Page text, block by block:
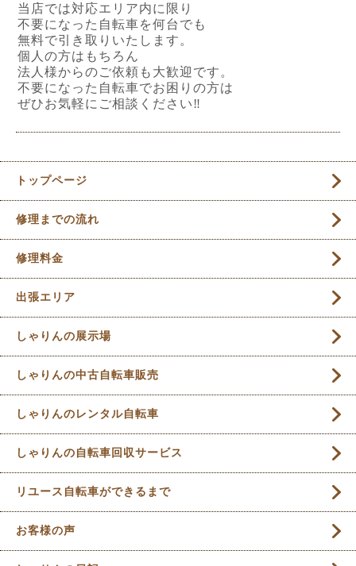
当店では対応エリア内に限り
不要になった自転車を何台でも
無料で引き取りいたします。
個人の方はもちろん
法人様からのご依頼も大歓迎です。
不要になった自転車でお困りの方は
ぜひお気軽にご相談ください‼︎
トップページ
修理までの流れ
修理料金
出張エリア
しゃりんの展示場
しゃりんの中古自転車販売
しゃりんのレンタル自転車
しゃりんの自転車回収サービス
リユース自転車ができるまで
お客様の声